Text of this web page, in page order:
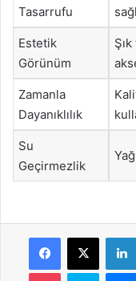
Tasarrufu
Estetik
Görünüm
Zamanla
Dayanıklılık
Su
Geçirmezlik
Facebook
X
Pocket Skype